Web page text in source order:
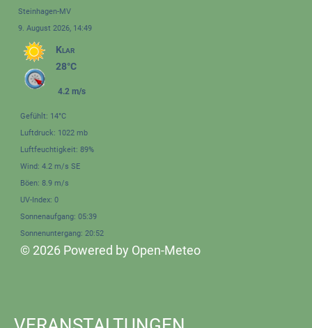
Steinhagen-MV
9. August 2026, 14:49
Klar
28°C
4.2 m/s
Gefühlt: 14°C
Luftdruck: 1022 mb
Luftfeuchtigkeit: 89%
Wind: 4.2 m/s SE
Böen: 8.9 m/s
UV-Index: 0
Sonnenaufgang: 05:39
Sonnenuntergang: 20:52
© 2026 Powered by Open-Meteo